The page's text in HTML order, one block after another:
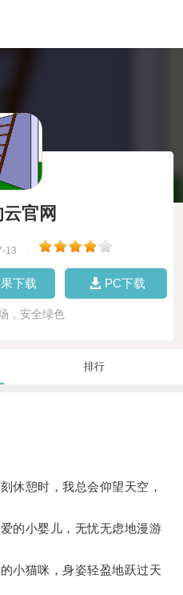
官网
13
下载 PC下载
，安全绿色
排行
憩时，我总会仰望天空，
小婴儿，无忧无虑地漫游
猫咪，身姿轻盈地跃过天